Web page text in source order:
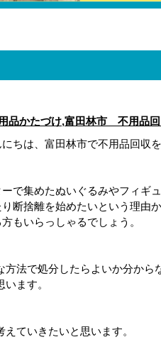
品かたづけ,富田林市 不用品回
ちは、富田林市で不用品回収
で集めたぬいぐるみやフィギュ
断捨離を始めたいという理由
もいらっしゃるでしょう。
法で処分したらよいか分から
ます。
ていきたいと思います。